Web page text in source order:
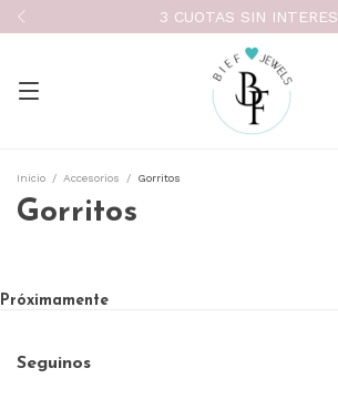
3 CUOTAS SIN INTERES
Inicio / Accesorios / Gorritos
Gorritos
Próximamente
Seguinos